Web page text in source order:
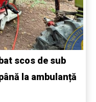
scos de sub
la ambulanță